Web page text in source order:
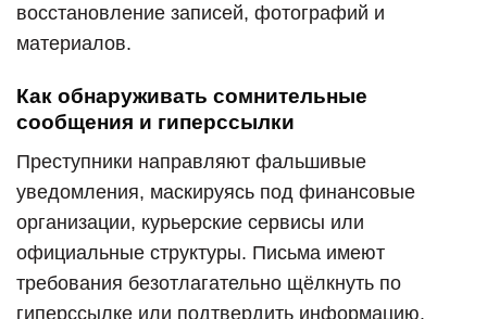
восстановление записей, фотографий и
материалов.
Как обнаруживать сомнительные
сообщения и гиперссылки
Преступники направляют фальшивые
уведомления, маскируясь под финансовые
организации, курьерские сервисы или
официальные структуры. Письма имеют
требования безотлагательно щёлкнуть по
гиперссылке или подтвердить информацию.